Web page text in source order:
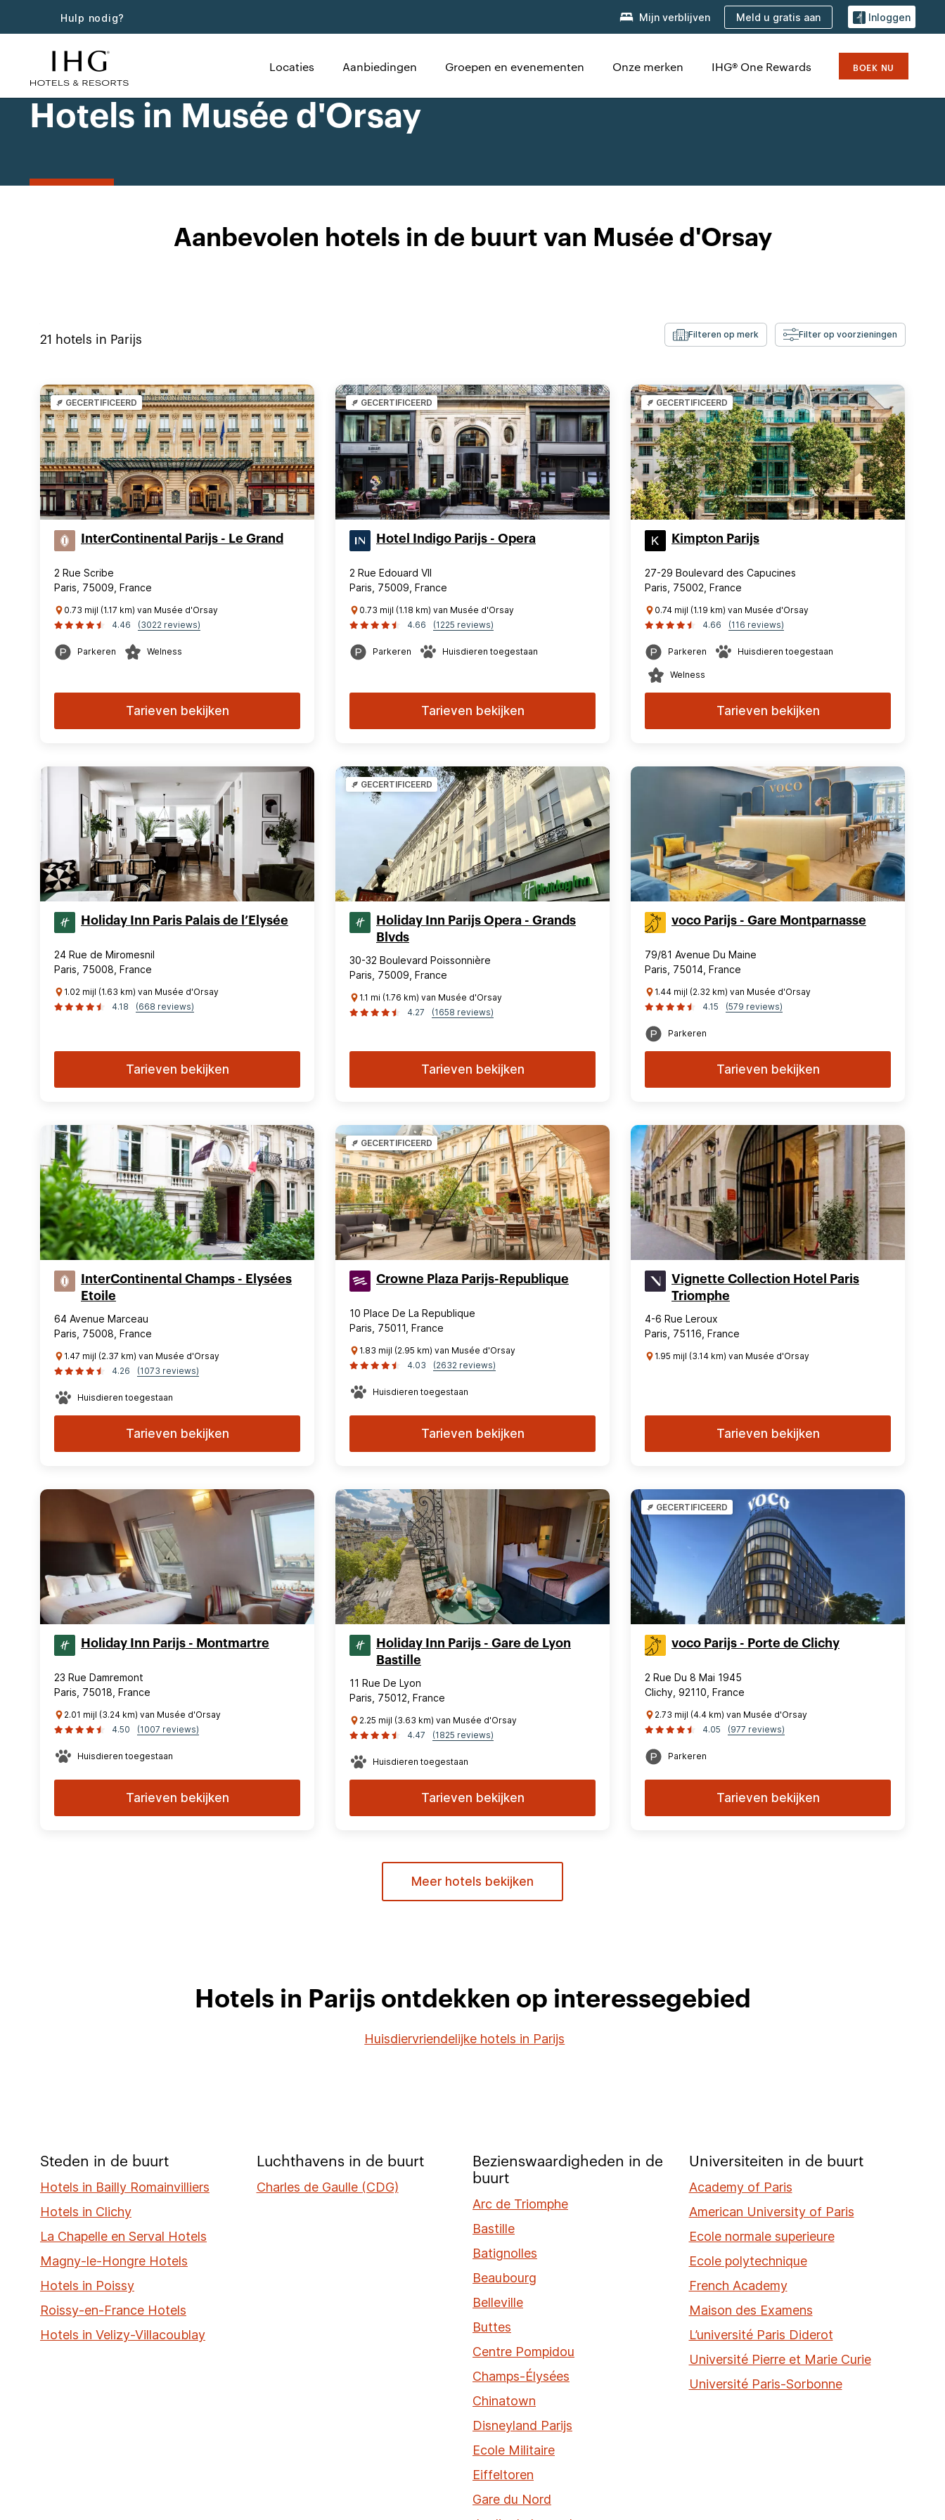
Hulp nodig? Mijn verblijven Meld u gratis aan Inloggen
Locaties Aanbiedingen Groepen en evenementen Onze merken IHG® One Rewards BOEK NU
Hotels in Musée d'Orsay
Aanbevolen hotels in de buurt van Musée d'Orsay
21 hotels in Parijs Filteren op merk Filter op voorzieningen
GECERTIFICEERD
InterContinental Parijs - Le Grand
2 Rue Scribe
Paris, 75009, France
0.73 mijl (1.17 km) van Musée d'Orsay
4.46
(3022 reviews)
Parkeren Welness
Tarieven bekijken
GECERTIFICEERD
Hotel Indigo Parijs - Opera
2 Rue Edouard VII
Paris, 75009, France
0.73 mijl (1.18 km) van Musée d'Orsay
4.66
(1225 reviews)
Parkeren Huisdieren toegestaan
Tarieven bekijken
GECERTIFICEERD
Kimpton Parijs
27-29 Boulevard des Capucines
Paris, 75002, France
0.74 mijl (1.19 km) van Musée d'Orsay
4.66
(116 reviews)
Parkeren Huisdieren toegestaan
Welness
Tarieven bekijken
Holiday Inn Paris Palais de l’Elysée
24 Rue de Miromesnil
Paris, 75008, France
1.02 mijl (1.63 km) van Musée d'Orsay
4.18
(668 reviews)
Tarieven bekijken
GECERTIFICEERD
Holiday Inn Parijs Opera - Grands
Blvds
30-32 Boulevard Poissonnière
Paris, 75009, France
1.1 mi (1.76 km) van Musée d'Orsay
4.27
(1658 reviews)
Tarieven bekijken
voco Parijs - Gare Montparnasse
79/81 Avenue Du Maine
Paris, 75014, France
1.44 mijl (2.32 km) van Musée d'Orsay
4.15
(579 reviews)
Parkeren
Tarieven bekijken
InterContinental Champs - Elysées
Etoile
64 Avenue Marceau
Paris, 75008, France
1.47 mijl (2.37 km) van Musée d'Orsay
4.26
(1073 reviews)
Huisdieren toegestaan
Tarieven bekijken
GECERTIFICEERD
Crowne Plaza Parijs-Republique
10 Place De La Republique
Paris, 75011, France
1.83 mijl (2.95 km) van Musée d'Orsay
4.03
(2632 reviews)
Huisdieren toegestaan
Tarieven bekijken
Vignette Collection Hotel Paris
Triomphe
4-6 Rue Leroux
Paris, 75116, France
1.95 mijl (3.14 km) van Musée d'Orsay
Tarieven bekijken
Holiday Inn Parijs - Montmartre
23 Rue Damremont
Paris, 75018, France
2.01 mijl (3.24 km) van Musée d'Orsay
4.50
(1007 reviews)
Huisdieren toegestaan
Tarieven bekijken
Holiday Inn Parijs - Gare de Lyon
Bastille
11 Rue De Lyon
Paris, 75012, France
2.25 mijl (3.63 km) van Musée d'Orsay
4.47
(1825 reviews)
Huisdieren toegestaan
Tarieven bekijken
GECERTIFICEERD
voco Parijs - Porte de Clichy
2 Rue Du 8 Mai 1945
Clichy, 92110, France
2.73 mijl (4.4 km) van Musée d'Orsay
4.05
(977 reviews)
Parkeren
Tarieven bekijken
Meer hotels bekijken
Hotels in Parijs ontdekken op interessegebied
Huisdiervriendelijke hotels in Parijs
Steden in de buurt
Hotels in Bailly Romainvilliers
Hotels in Clichy
La Chapelle en Serval Hotels
Magny-le-Hongre Hotels
Hotels in Poissy
Roissy-en-France Hotels
Hotels in Velizy-Villacoublay
Luchthavens in de buurt
Charles de Gaulle (CDG)
Bezienswaardigheden in de
buurt
Arc de Triomphe
Bastille
Batignolles
Beaubourg
Belleville
Buttes
Centre Pompidou
Champs-Élysées
Chinatown
Disneyland Parijs
Ecole Militaire
Eiffeltoren
Gare du Nord
Universiteiten in de buurt
Academy of Paris
American University of Paris
Ecole normale superieure
Ecole polytechnique
French Academy
Maison des Examens
L’université Paris Diderot
Université Pierre et Marie Curie
Université Paris-Sorbonne